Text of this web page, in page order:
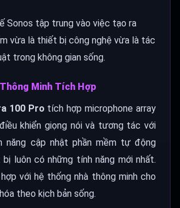
Sonos tập trung vào việc tạo ra
vừa là thiết bị công nghệ vừa là tác
trong không gian sống.
Minh Tích Hợp
100 Pro tích hợp microphone array
khiển giọng nói và tương tác với
năng cập nhật phần mềm tự động
luôn có những tính năng mới nhất.
với hệ thống nhà thông minh cho
theo kịch bản sống.